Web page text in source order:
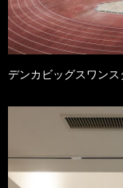
デンカビッグスワンス